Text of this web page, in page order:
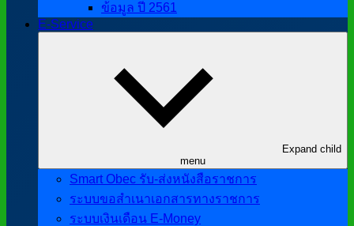
ข้อมูล ปี 2561
E-Service
Expand child
menu
Smart Obec รับ-ส่งหนังสือราชการ
ระบบขอสำเนาเอกสารทางราชการ
ระบบเงินเดือน E-Money